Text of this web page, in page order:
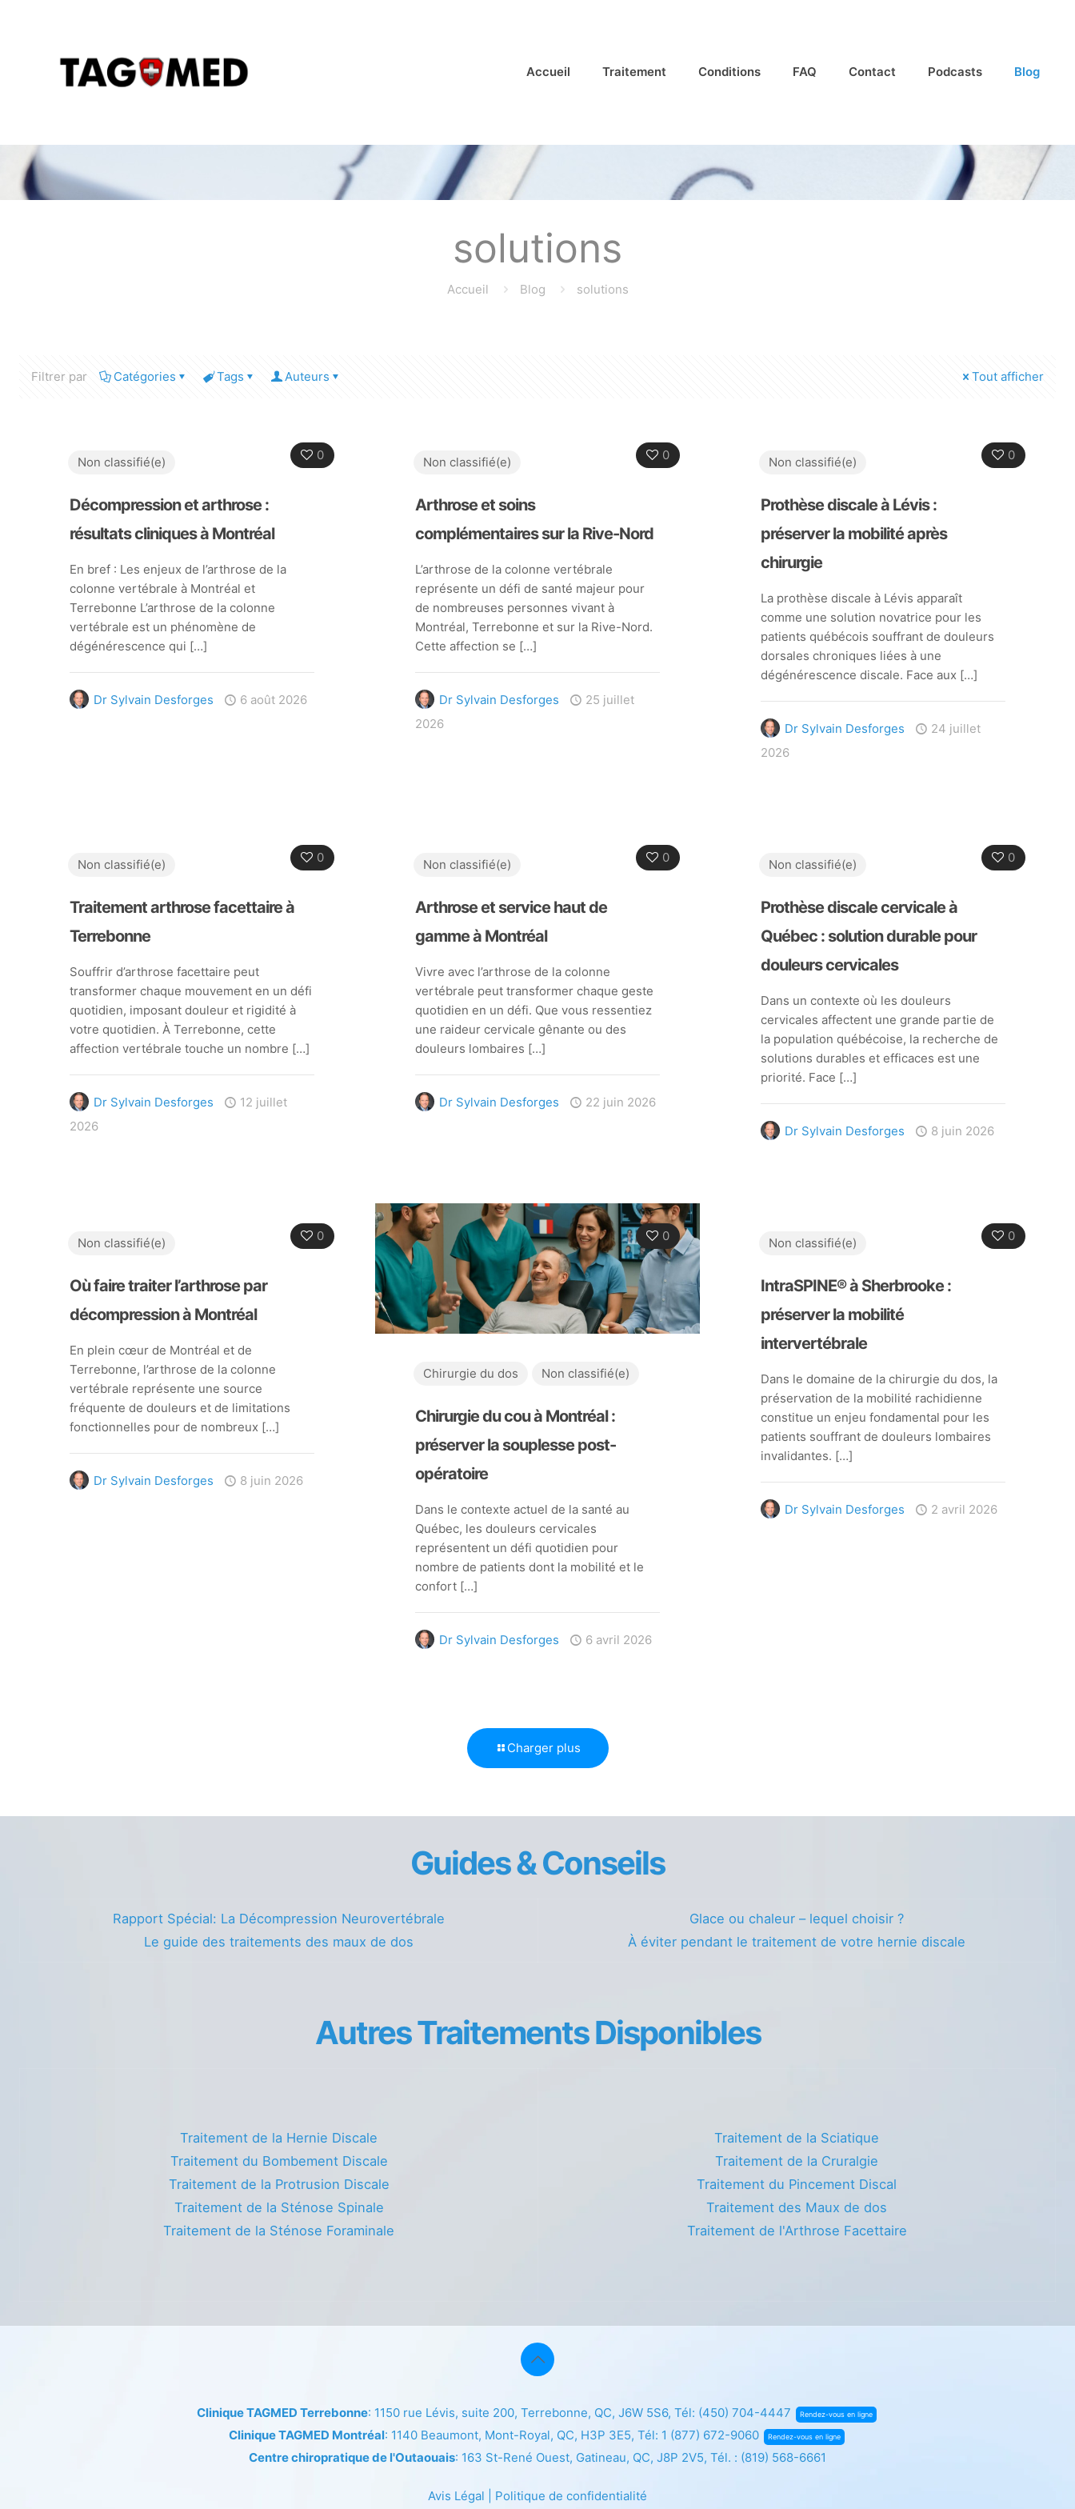
Accueil Traitement Conditions FAQ Contact Podcasts Blog
solutions
Accueil Blog solutions
Filtrer par Catégories Tags Auteurs Tout afficher
0
Non classifié(e)
Décompression et arthrose :
résultats cliniques à Montréal
En bref : Les enjeux de l’arthrose de la
colonne vertébrale à Montréal et
Terrebonne L’arthrose de la colonne
vertébrale est un phénomène de
dégénérescence qui […]
Dr Sylvain Desforges 6 août 2026
0
Non classifié(e)
Arthrose et soins
complémentaires sur la Rive-Nord
L’arthrose de la colonne vertébrale
représente un défi de santé majeur pour
de nombreuses personnes vivant à
Montréal, Terrebonne et sur la Rive-Nord.
Cette affection se […]
Dr Sylvain Desforges
25 juillet
2026
0
Non classifié(e)
Prothèse discale à Lévis :
préserver la mobilité après
chirurgie
La prothèse discale à Lévis apparaît
comme une solution novatrice pour les
patients québécois souffrant de douleurs
dorsales chroniques liées à une
dégénérescence discale. Face aux[…]
Dr Sylvain Desforges
24 juillet
2026
0
Non classifié(e)
Traitement arthrose facettaire à
Terrebonne
Souffrir d’arthrose facettaire peut
transformer chaque mouvement en un défi
quotidien, imposant douleur et rigidité à
votre quotidien. À Terrebonne, cette
affection vertébrale touche un nombre […]
Dr Sylvain Desforges
12 juillet
2026
0
Non classifié(e)
Arthrose et service haut de
gamme à Montréal
Vivre avec l’arthrose de la colonne
vertébrale peut transformer chaque geste
quotidien en un défi. Que vous ressentiez
une raideur cervicale gênante ou des
douleurs lombaires […]
Dr Sylvain Desforges 22 juin 2026
0
Non classifié(e)
Prothèse discale cervicale à
Québec : solution durable pour
douleurs cervicales
Dans un contexte où les douleurs
cervicales affectent une grande partie de
la population québécoise, la recherche de
solutions durables et efficaces est une
priorité. Face […]
Dr Sylvain Desforges 8 juin 2026
0
Non classifié(e)
Où faire traiter l’arthrose par
décompression à Montréal
En plein cœur de Montréal et de
Terrebonne, l’arthrose de la colonne
vertébrale représente une source
fréquente de douleurs et de limitations
fonctionnelles pour de nombreux[…]
Dr Sylvain Desforges 8 juin 2026
0
Chirurgie du dos Non classifié(e)
Chirurgie du cou à Montréal :
préserver la souplesse post-
opératoire
Dans le contexte actuel de la santé au
Québec, les douleurs cervicales
représentent un défi quotidien pour
nombre de patients dont la mobilité et le
confort[…]
Dr Sylvain Desforges 6 avril 2026
0
Non classifié(e)
IntraSPINE® à Sherbrooke :
préserver la mobilité
intervertébrale
Dans le domaine de la chirurgie du dos, la
préservation de la mobilité rachidienne
constitue un enjeu fondamental pour les
patients souffrant de douleurs lombaires
invalidantes. […]
Dr Sylvain Desforges 2 avril 2026
Charger plus
Guides & Conseils
Rapport Spécial: La Décompression Neurovertébrale
Le guide des traitements des maux de dos
Glace ou chaleur – lequel choisir ?
À éviter pendant le traitement de votre hernie discale
Autres Traitements Disponibles
Traitement de la Hernie Discale
Traitement du Bombement Discale
Traitement de la Protrusion Discale
Traitement de la Sténose Spinale
Traitement de la Sténose Foraminale
Traitement de la Sciatique
Traitement de la Cruralgie
Traitement du Pincement Discal
Traitement des Maux de dos
Traitement de l'Arthrose Facettaire
Clinique TAGMED Terrebonne: 1150 rue Lévis, suite 200, Terrebonne, QC, J6W 5S6, Tél: (450) 704-4447 Rendez-vous en ligne
Clinique TAGMED Montréal: 1140 Beaumont, Mont-Royal, QC, H3P 3E5, Tél: 1 (877) 672-9060 Rendez-vous en ligne
Centre chiropratique de l'Outaouais: 163 St-René Ouest, Gatineau, QC, J8P 2V5, Tél. : (819) 568-6661
Avis Légal Politique de confidentialité